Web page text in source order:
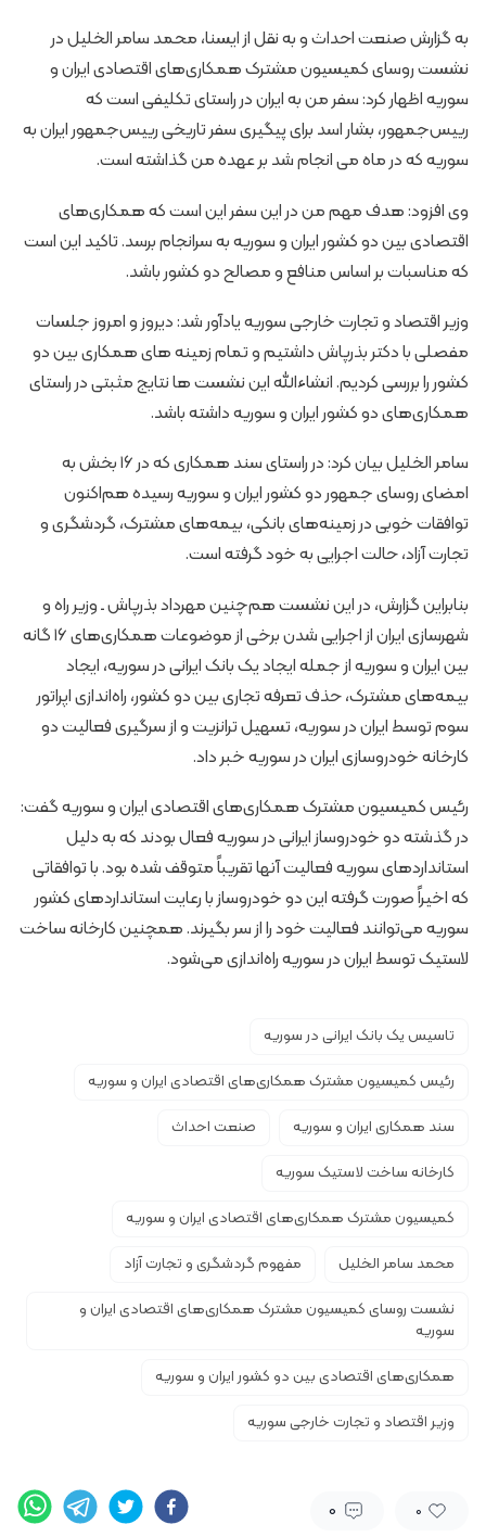
به گزارش صنعت احداث و به نقل از ایسنا، محمد سامر الخلیل در
نشست روسای کمیسیون مشترک همکاری‌های اقتصادی ایران و
سوریه اظهار کرد: سفر من به ایران در راستای تکلیفی است که
رییس‌جمهور، بشار اسد برای پیگیری سفر تاریخی رییس‌جمهور ایران به
سوریه که در ماه می انجام شد بر عهده من گذاشته است.
وی افزود: هدف مهم من در این سفر این است که همکاری‌های
اقتصادی بین دو کشور ایران و سوریه به سرانجام برسد. تاکید این است
که مناسبات بر اساس منافع و مصالح دو کشور باشد.
وزیر اقتصاد و تجارت خارجی سوریه یادآور شد: دیروز و امروز جلسات
مفصلی با دکتر بذرپاش داشتیم و تمام زمینه های همکاری بین دو
کشور را بررسی کردیم. انشاءالله این نشست ها نتایج مثبتی در راستای
همکاری‌های دو کشور ایران و سوریه داشته باشد.
سامر الخلیل بیان کرد: در راستای سند همکاری که در ۱۶ بخش به
امضای روسای جمهور دو کشور ایران و سوریه رسیده هم‌اکنون
توافقات خوبی در زمینه‌های بانکی، بیمه‌های مشترک، گردشگری و
تجارت آزاد، حالت اجرایی به خود گرفته است.
بنابراین گزارش، در این نشست هم‌چنین مهرداد بذرپاش ـ وزیر راه و
شهرسازی ایران از اجرایی شدن برخی از موضوعات همکاری‌های ۱۶ گانه
بین ایران و سوریه از جمله ایجاد یک بانک ایرانی در سوریه، ایجاد
بیمه‌های مشترک، حذف تعرفه تجاری بین دو کشور، راه‌اندازی اپراتور
سوم توسط ایران در سوریه، تسهیل ترانزیت و از سرگیری فعالیت دو
کارخانه خودروسازی ایران در سوریه خبر داد.
رئیس کمیسیون مشترک همکاری‌های اقتصادی ایران و سوریه گفت:
در گذشته دو خودروساز ایرانی در سوریه فعال بودند که به دلیل
استانداردهای سوریه فعالیت آنها تقریباً متوقف شده بود. با توافقاتی
که اخیراً صورت گرفته این دو خودروساز با رعایت استانداردهای کشور
سوریه می‌توانند فعالیت خود را از سر بگیرند. همچنین کارخانه ساخت
لاستیک توسط ایران در سوریه راه‌اندازی می‌شود.
تاسیس یک بانک ایرانی در سوریه
رئیس کمیسیون مشترک همکاری‌های اقتصادی ایران و سوریه
سند همکاری ایران و سوریه
صنعت احداث
کارخانه ساخت لاستیک سوریه
کمیسیون مشترک همکاری‌های اقتصادی ایران و سوریه
محمد سامر الخلیل
مفهوم گردشگری و تجارت آزاد
نشست روسای کمیسیون مشترک همکاری‌های اقتصادی ایران و
سوریه
همکاری‌های اقتصادی بین دو کشور ایران و سوریه
وزیر اقتصاد و تجارت خارجی سوریه
0
0